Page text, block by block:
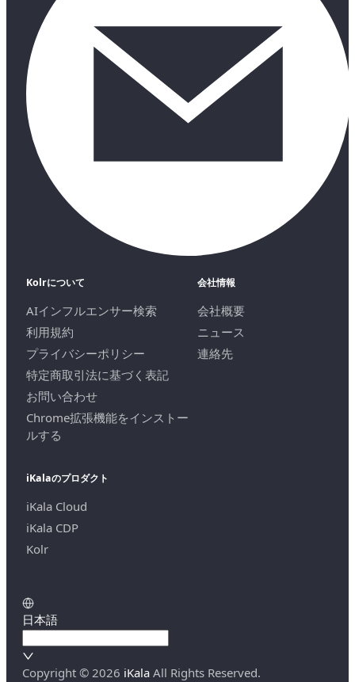
Kolrについて
AIインフルエンサー検索
利用規約
プライバシーポリシー
特定商取引法に基づく表記
お問い合わせ
Chrome拡張機能をインストー
ルする
会社情報
会社概要
ニュース
連絡先
iKalaのプロダクト
iKala Cloud
iKala CDP
Kolr
日本語
Copyright © 2026 iKala All Rights Reserved.